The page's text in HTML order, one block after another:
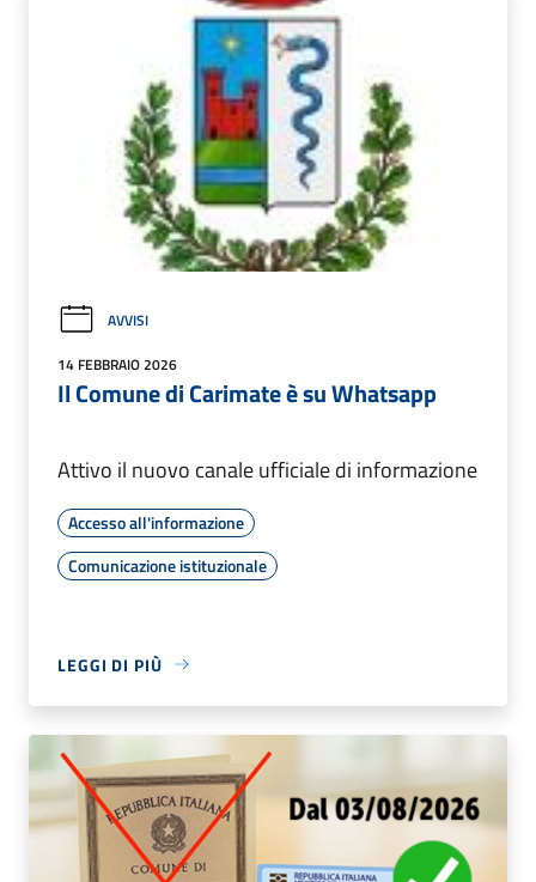
AVVISI
14 FEBBRAIO 2026
Il Comune di Carimate è su Whatsapp
Attivo il nuovo canale ufficiale di informazione
Accesso all'informazione
Comunicazione istituzionale
LEGGI DI PIÙ